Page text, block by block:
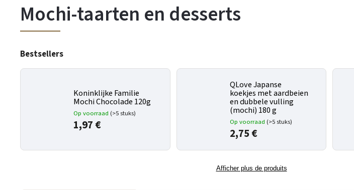
Mochi-taarten en desserts
Bestsellers
Koninklijke Familie
Mochi Chocolade 120g
Op voorraad (>5 stuks)
1,97 €
QLove Japanse
koekjes met aardbeien
en dubbele vulling
(mochi) 180 g
Op voorraad (>5 stuks)
2,75 €
Afficher plus de produits